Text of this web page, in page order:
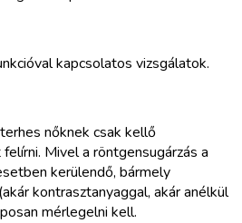
kapcsolatos vizsgálatok.
nőknek csak kellő
Mivel a röntgensugárzás a
kerülendő, bármely
kontrasztanyaggal, akár anélkül
mérlegelni kell.